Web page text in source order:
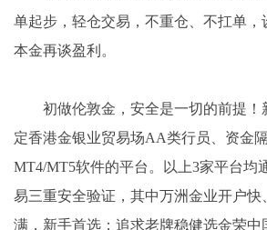
单起步，轻仓交易，不重仓、不扛单，
本金再谈盈利。
初做伦敦金，安全是一切的前提！
定香港金银业贸易场AA类行员、资金
MT4/MT5软件的平台。以上3家平台均
易三重安全验证，其中万洲金业开户快
满，新手首选；追求老牌稳健选金荣中